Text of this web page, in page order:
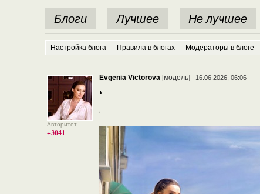
Блоги Лучшее Не лучшее
Настройка блога Правила в блогах Модераторы в блоге
Авторитет
+3041
Evgenia Victorova [модель] 16.06.2026, 06:06
‘
‘